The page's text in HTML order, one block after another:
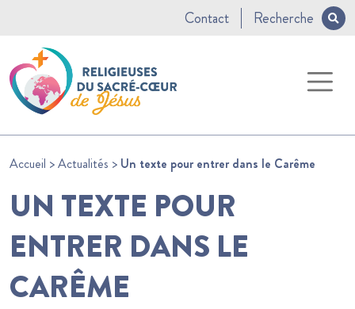
Contact Recherche
Accueil >Actualités > Un texte pour entrer dans le Carême
UN TEXTE POUR
ENTRER DANS LE
CARÊME